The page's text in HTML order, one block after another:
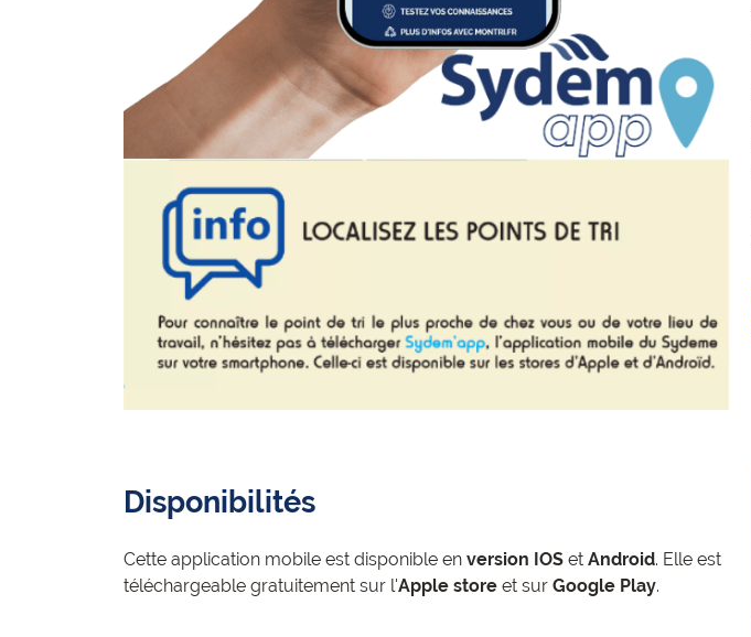
Disponibilités
Cette application mobile est disponible en version IOS et Android. Elle est
téléchargeable gratuitement sur l'Apple store et sur Google Play.